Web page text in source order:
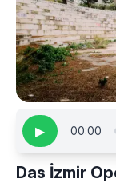
▶ 00:00
Das İzmir